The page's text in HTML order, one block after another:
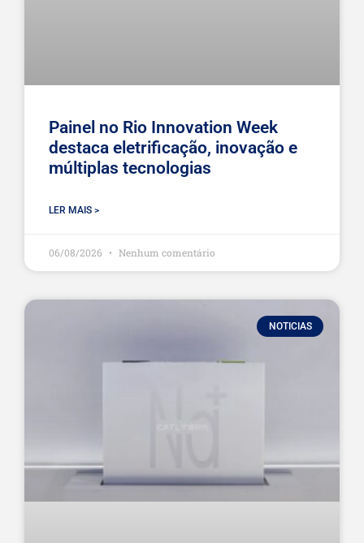
Painel no Rio Innovation Week
destaca eletrificação, inovação e
múltiplas tecnologias
LER MAIS >
06/08/2026 Nenhum comentário
NOTICIAS